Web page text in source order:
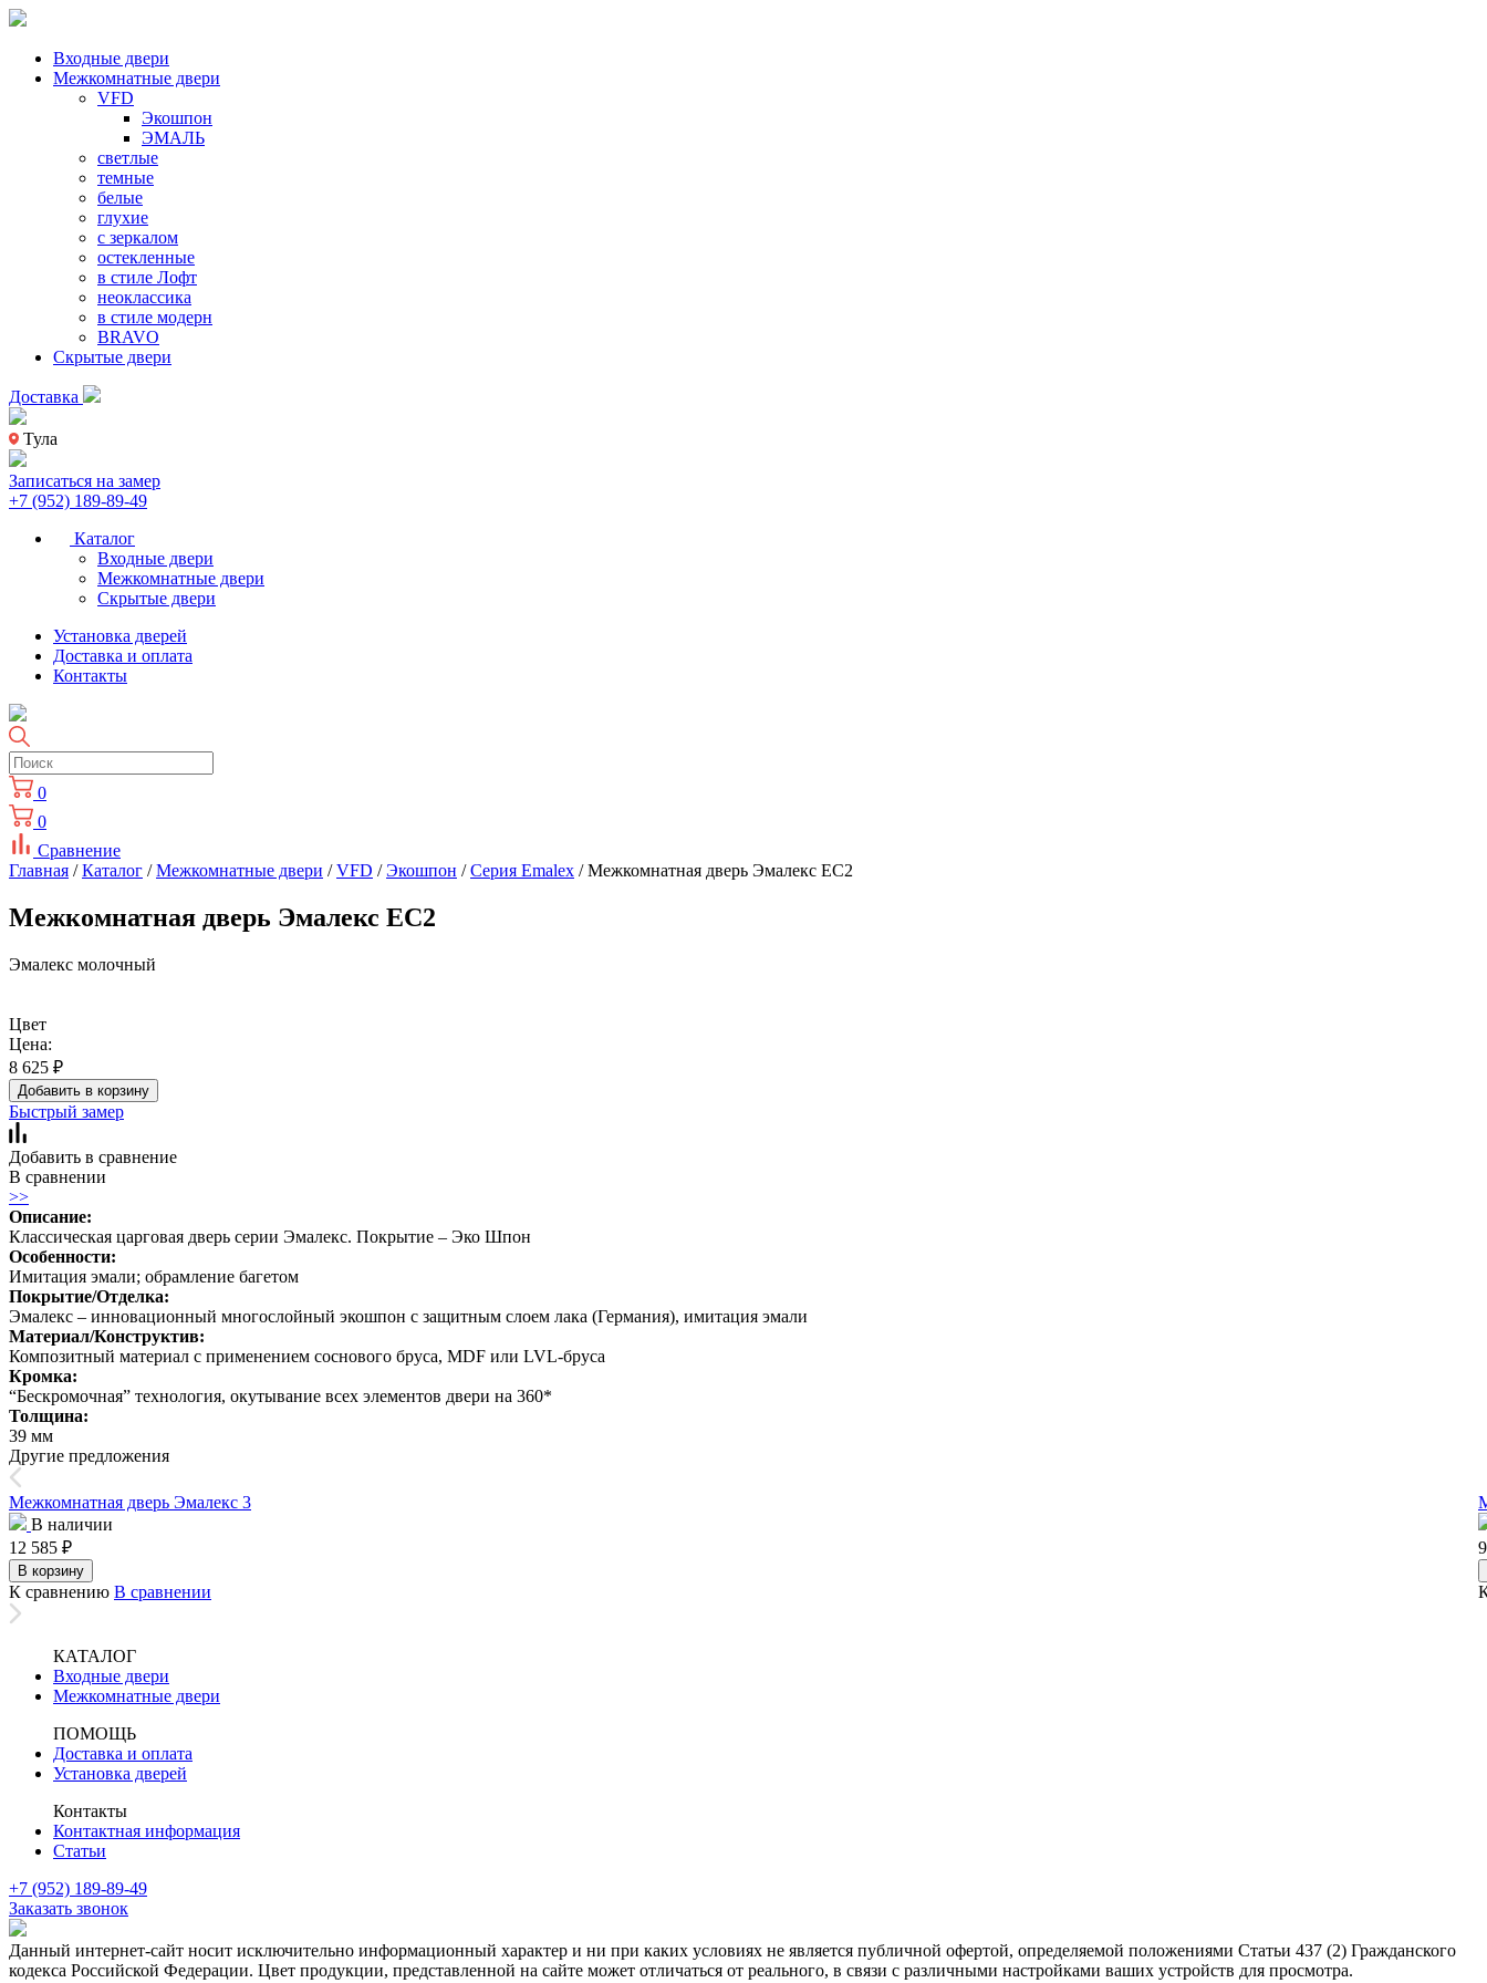
Входные двери
Межкомнатные двери
VFD
Экошпон
ЭМАЛЬ
светлые
темные
белые
глухие
с зеркалом
остекленные
в стиле Лофт
неоклассика
в стиле модерн
BRAVO
Скрытые двери
Доставка
Тула
Записаться на замер
+7 (952) 189-89-49
Каталог
Входные двери
Межкомнатные двери
Скрытые двери
Установка дверей
Доставка и оплата
Контакты
0
0
Сравнение
Главная /Каталог /Межкомнатные двери /VFD /Экошпон /Cерия Emalex / Межкомнатная дверь Эмалекс ЕС2
Межкомнатная дверь Эмалекс ЕС2
Эмалекс молочный
Цвет
Цена:
8 625 ₽
Добавить в корзину
Быстрый замер
Добавить в сравнение
В сравнении
>>
Описание:
Классическая царговая дверь cерии Эмалекс. Покрытие – Эко Шпон
Особенности:
Имитация эмали; обрамление багетом
Покрытие/Отделка:
Эмалекс – инновационный многослойный экошпон с защитным слоем лака (Германия), имитация эмали
Материал/Конструктив:
Композитный материал с применением соснового бруса, MDF или LVL-бруса
Кромка:
“Бескромочная” технология, окутывание всех элементов двери на 360*
Толщина:
39 мм
Другие предложения
Межкомнатная дверь Эмалекс 3
В наличии
12 585 ₽
В корзину
К сравнению В сравнении
КАТАЛОГ
Входные двери
Межкомнатные двери
ПОМОЩЬ
Доставка и оплата
Установка дверей
Контакты
Контактная информация
Статьи
+7 (952) 189-89-49
Заказать звонок
Данный интернет-сайт носит исключительно информационный характер и ни при каких условиях не является публичной офертой, определяемой положениями Статьи 437 (2) Гражданского
кодекса Российской Федерации. Цвет продукции, представленной на сайте может отличаться от реального, в связи с различными настройками ваших устройств для просмотра.